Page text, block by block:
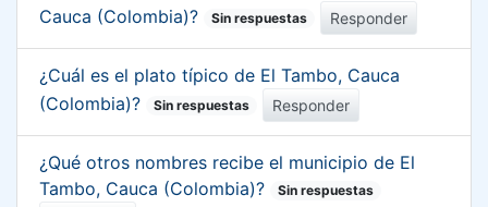
Cauca (Colombia)?
Sin respuestas Responder
¿Cuál es el plato típico de El Tambo, Cauca
(Colombia)?
Sin respuestas Responder
¿Qué otros nombres recibe el municipio de El
Tambo, Cauca (Colombia)?
Sin respuestas